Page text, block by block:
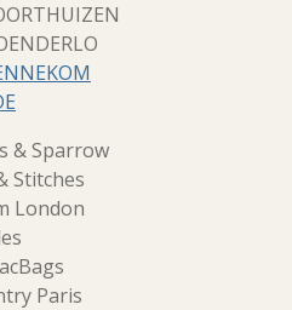
& Sparrow
Stitches
London
Paris